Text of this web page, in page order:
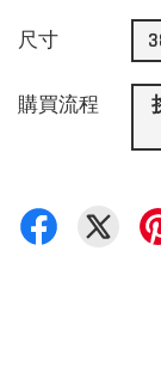
尺寸
購買流程